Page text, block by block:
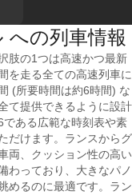
への列車情報
肢の1つは高速かつ最新
を走る全ての高速列車に
(所要時間は約6時間) な
て提供できるように設計
ある広範な時刻表や素
だけます。ランスからグ
両、クッション性の高い
わっており、大きなパノ
めるのに最適です。ラン